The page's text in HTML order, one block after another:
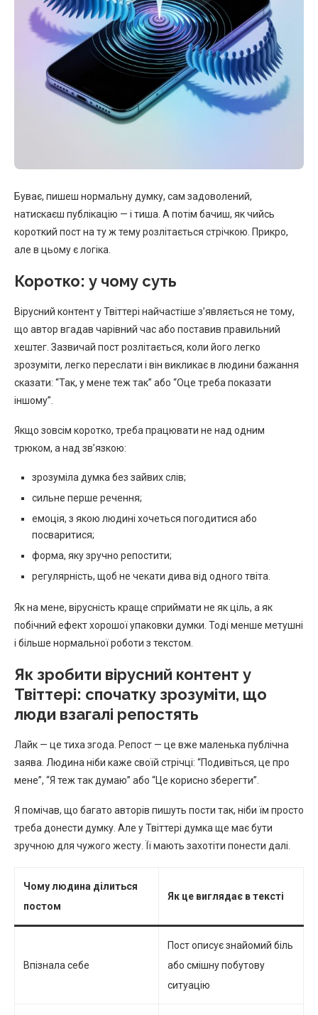
Буває, пишеш нормальну думку, сам задоволений,
натискаєш публікацію — і тиша. А потім бачиш, як чийсь
короткий пост на ту ж тему розлітається стрічкою. Прикро,
але в цьому є логіка.
Коротко: у чому суть
Вірусний контент у Твіттері найчастіше з’являється не тому,
що автор вгадав чарівний час або поставив правильний
хештег. Зазвичай пост розлітається, коли його легко
зрозуміти, легко переслати і він викликає в людини бажання
сказати: “Так, у мене теж так” або “Оце треба показати
іншому”.
Якщо зовсім коротко, треба працювати не над одним
трюком, а над зв’язкою:
зрозуміла думка без зайвих слів;
сильне перше речення;
емоція, з якою людині хочеться погодитися або
посваритися;
форма, яку зручно репостити;
регулярність, щоб не чекати дива від одного твіта.
Як на мене, вірусність краще сприймати не як ціль, а як
побічний ефект хорошої упаковки думки. Тоді менше метушні
і більше нормальної роботи з текстом.
Як зробити вірусний контент у
Твіттері: спочатку зрозуміти, що
люди взагалі репостять
Лайк — це тиха згода. Репост — це вже маленька публічна
заява. Людина ніби каже своїй стрічці: “Подивіться, це про
мене”, “Я теж так думаю” або “Це корисно зберегти”.
Я помічав, що багато авторів пишуть пости так, ніби їм просто
треба донести думку. Але у Твіттері думка ще має бути
зручною для чужого жесту. Її мають захотіти понести далі.
Чому людина ділиться
постом
Як це виглядає в тексті
Впізнала себе
Пост описує знайомий біль
або смішну побутову
ситуацію